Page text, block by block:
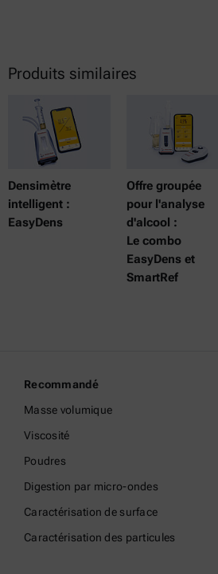
Produits similaires
Densimètre
intelligent :
EasyDens
Offre groupée
pour l'analyse
d'alcool :
Le combo
EasyDens et
SmartRef
Recommandé
Masse volumique
Viscosité
Poudres
Digestion par micro-ondes
Caractérisation de surface
Caractérisation des particules